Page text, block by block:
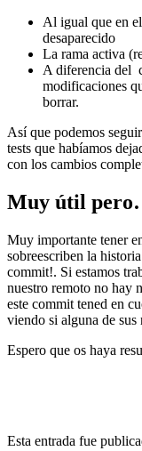
Al igual que en
desaparecido
La rama activa
A diferencia del
modificaciones
borrar.
Así que podemos
tests que habíamos
con los cambios
Muy útil
Muy importante tener
sobreescriben la
commit!. Si estamos
nuestro remoto no hay
este commit tened en
viendo si alguna de sus
Espero que os haya
Esta entrada fue